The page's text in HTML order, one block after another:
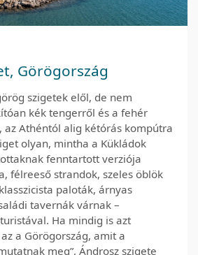
Görögország
szigetek elől, de nem
kék tengerről és a fehér
az Athéntól alig kétórás kompútra
olyan, mintha a Kükládok
fenntartott verziója
félreeső strandok, szeles öblök
paloták, árnyas
tavernák várnak –
Ha mindig is azt
a Görögország, amit a
meg”, Ándrosz szigete